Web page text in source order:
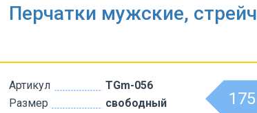
Перчатки мужские, стрейч
Артикул
TGm-056
Размер
свободный
175